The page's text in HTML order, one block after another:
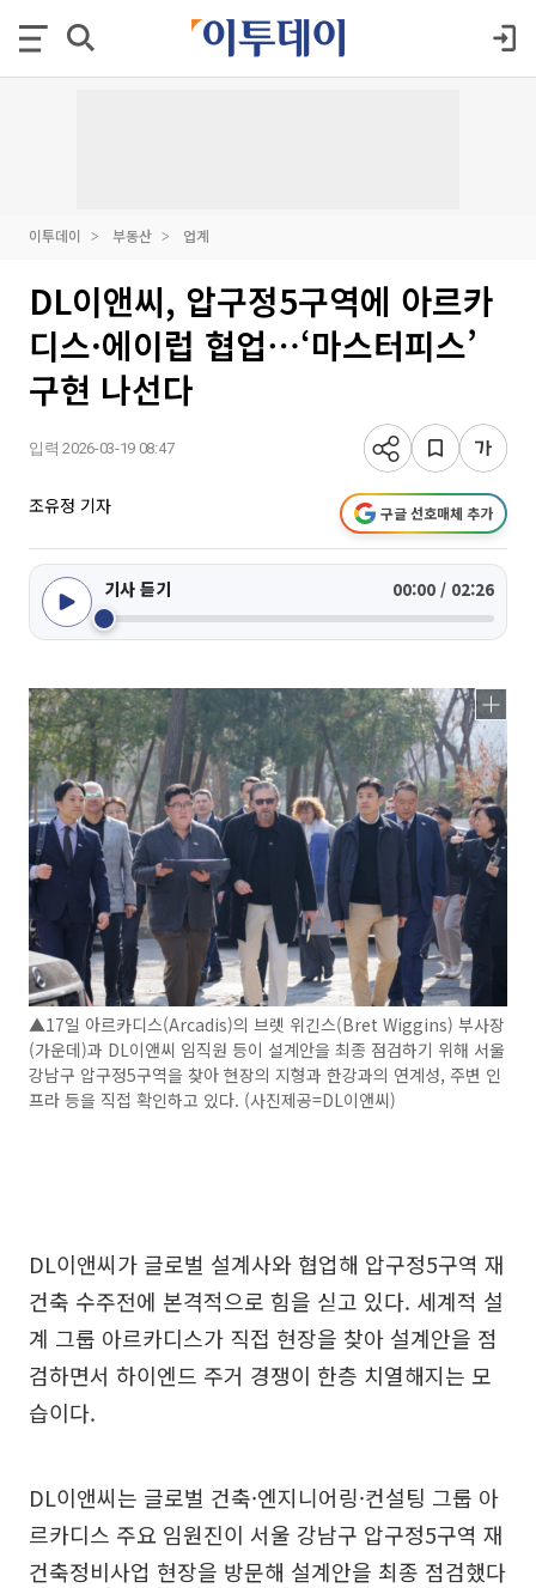
이투데이 부동산 업계
DL이앤씨, 압구정5구역에 아르카
디스·에이럽 협업⋯‘마스터피스’
구현 나선다
입력 2026-03-19 08:47
조유정 기자 구글 선호매체 추가
기사 듣기 00:00 / 02:26
▲ 17일 아르카디스(Arcadis)의 브렛 위긴스(Bret Wiggins) 부사장
(가운데)과 DL이앤씨 임직원 등이 설계안을 최종 점검하기 위해 서울
강남구 압구정5구역을 찾아 현장의 지형과 한강과의 연계성, 주변 인
프라 등을 직접 확인하고 있다. (사진제공=DL이앤씨)
DL이앤씨가 글로벌 설계사와 협업해 압구정5구역 재
건축 수주전에 본격적으로 힘을 싣고 있다. 세계적 설
계 그룹 아르카디스가 직접 현장을 찾아 설계안을 점
검하면서 하이엔드 주거 경쟁이 한층 치열해지는 모
습이다.
DL이앤씨는 글로벌 건축·엔지니어링·컨설팅 그룹 아
르카디스 주요 임원진이 서울 강남구 압구정5구역 재
건축정비사업 현장을 방문해 설계안을 최종 점검했다